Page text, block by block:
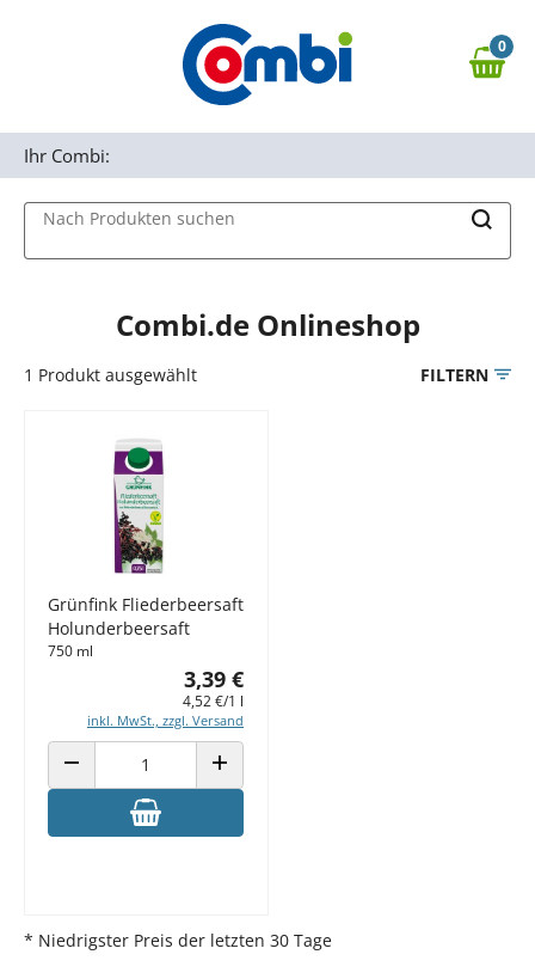
Zur Navigation springen
0,00 €
0
Nach Produkten suchen
Ihr Combi:
Combi.de Onlineshop
1 Produkt ausgewählt FILTERN
Grünfink Fliederbeersaft
Holunderbeersaft
750 ml
3,39 €
4,52 €/1 l
inkl. MwSt., zzgl. Versand
ANZAHL VERRINGERN ANZAHL ERHÖHEN
* Niedrigster Preis der letzten 30 Tage